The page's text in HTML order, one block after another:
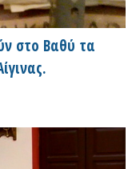
στο Βαθύ τα